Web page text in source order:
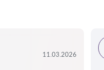
11.03.2026